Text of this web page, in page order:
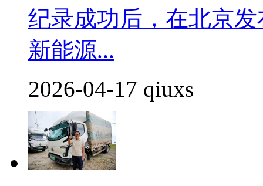
纪录成功后，在北京
新能源...
2026-04-17 qiuxs